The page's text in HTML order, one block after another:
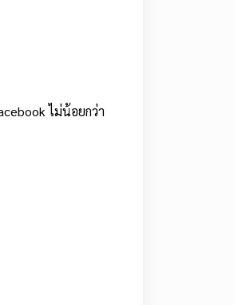
ไม่น้อยกว่า